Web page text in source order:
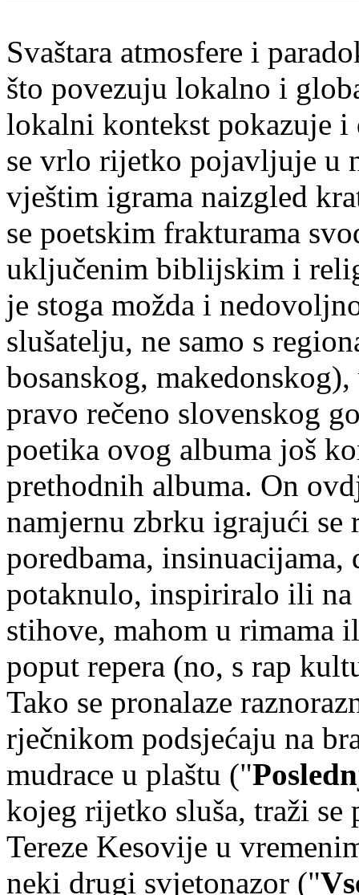
Svaštara atmosfere i
što povezuju lokalno i
lokalni kontekst pokazuje
se vrlo rijetko pojavljuje u
vještim igrama naizgled
se poetskim frakturama
uključenim biblijskim i
je stoga možda i
slušatelju, ne samo s
bosanskog,
pravo rečeno slovenskog
poetika ovog albuma još
prethodnih albuma. On
namjernu zbrku igrajući se
poredbama, insinuacijama,
potaknulo, inspiriralo ili
stihove, mahom u rimama
poput repera (no, s rap
Tako se pronalaze
rječnikom podsjećaju na
mudrace u plaštu ("
kojeg rijetko sluša, traži
Tereze Kesovije u
neki drugi svjetonazor ("